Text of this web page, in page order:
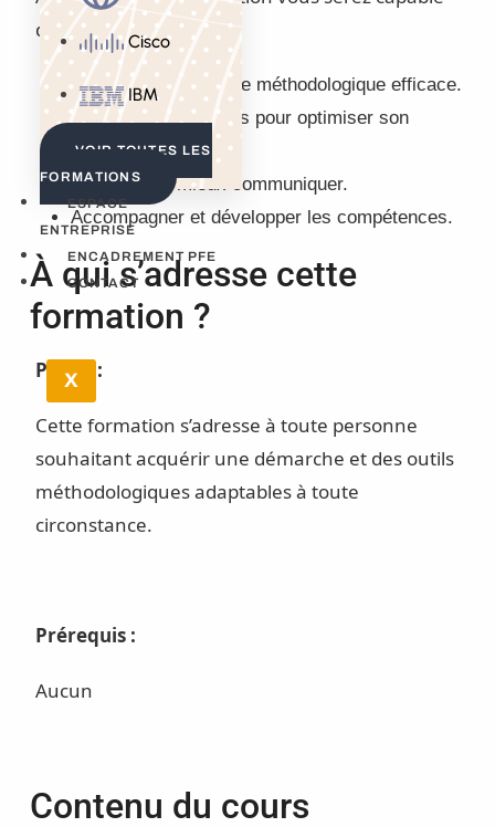
Cisco
IBM
VOIR TOUTES LES
FORMATIONS
ESPACE
ENTREPRISE
ENCADREMENT PFE
CONTACT
X
de :
Vous doter d’un cadre méthodologique efficace.
Développer des outils pour optimiser son
efficience.
Apprendre à mieux communiquer.
Accompagner et développer les compétences.
À qui s’adresse cette
formation ?
Public :
Cette formation s’adresse à toute personne
souhaitant acquérir une démarche et des outils
méthodologiques adaptables à toute
circonstance.
Prérequis :
Aucun
Contenu du cours